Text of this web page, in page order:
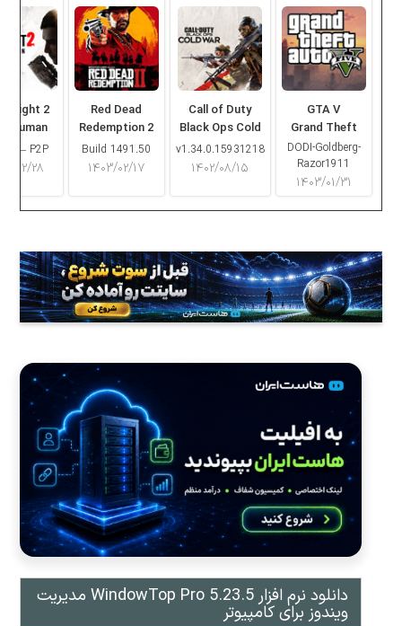
GTA V
Grand Theft
Auto V
DODI-Goldberg-
Razor1911
۱۴۰۳/۰۱/۳۱
Call of Duty
Black Ops Cold
War
v1.34.0.15931218
۱۴۰۲/۰۸/۱۵
Red Dead
Redemption 2
Build 1491.50
۱۴۰۳/۰۲/۱۷
Light 2
Human
– P2P
۱۴۰۳/
دانلود نرم افزار WindowTop Pro 5.23.5 مدیریت
ویندوز برای کامپیوتر